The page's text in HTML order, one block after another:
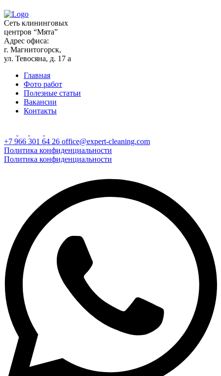
Сеть клининговых
центров “Мята”
Адрес офиса:
г. Магнитогорск,
ул. Тевосяна, д. 17 а
Главная
Фото работ
Полезные статьи
Вакансии
Контакты
+7 966 301 64 26 office@expert-cleaning.com
Политика конфиденциальности
Политика конфиденциальности